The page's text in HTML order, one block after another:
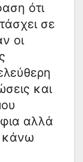
ότι
σε
οι
και
αλλά
κάνω